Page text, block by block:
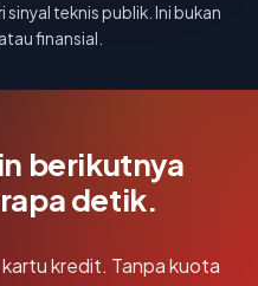
teknis publik. Ini bukan
finansial.
berikutnya
detik.
kredit. Tanpa kuota